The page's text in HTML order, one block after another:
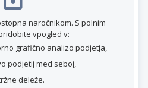
naročnikom. S polnim
vpogled v:
grafično analizo podjetja,
podjetij med seboj,
deleže.